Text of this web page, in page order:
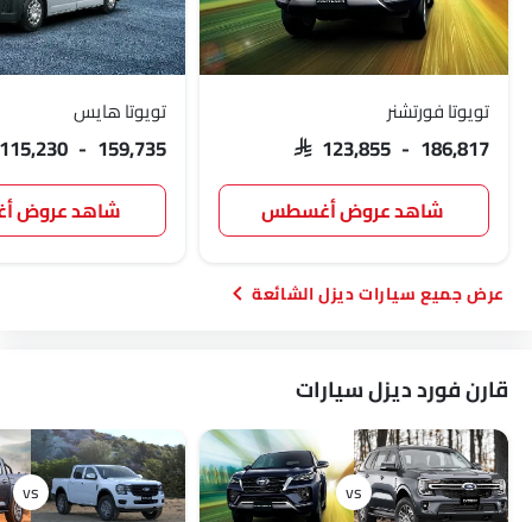
تويوتا فورتشنر
SAR 123,855 - 186,817
شاهد عروض أغسطس
تويوتا هايس
115,230 - 159,735
شاهد عروض
سيارات ديزل الشائعة
قارن فورد ديزل سيارات